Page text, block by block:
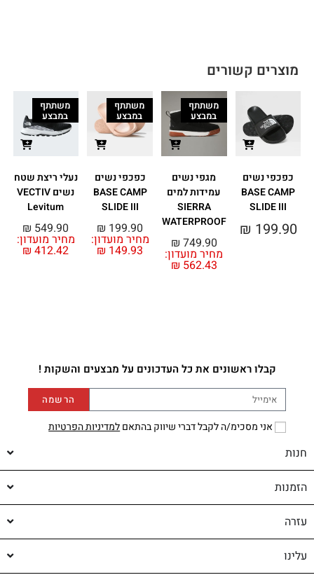
מוצרים קשורים
כפכפי נשים
BASE CAMP
SLIDE III
₪ 199.90
משתתף
במבצע
מגפי נשים
עמידות למים
SIERRA
WATERPROOF
מחיר מועדון:
₪ 562.43
₪ 749.90
משתתף
במבצע
כפכפי נשים
BASE CAMP
SLIDE III
מחיר מועדון:
₪ 149.93
₪ 199.90
משתתף
במבצע
נעלי ריצת שטח
נשים VECTIV
Levitum
מחיר מועדון:
₪ 412.42
₪ 549.90
קבלו ראשונים את כל העדכונים על מבצעים והשקות !
אני מסכימ/ה לקבל דברי שיווק בהתאםלמדיניות הפרטיות
הרשמה
חנות
הזמנות
עזרה
עלינו